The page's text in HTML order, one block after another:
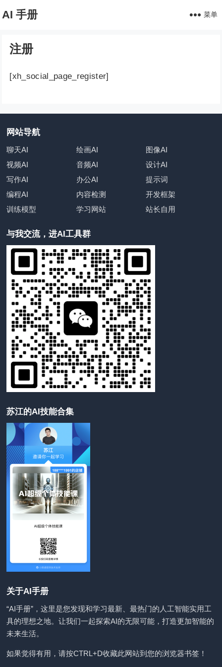
AI 手册 菜单
注册
[xh_social_page_register]
网站导航
聊天AI 绘画AI
图像AI
视频AI
音频AI
设计AI
写作AI
办公AI
提示词
编程AI
内容检测
开发框架
训练模型
学习网站 站长自用
与我交流，进AI工具群
苏江的AI技能合集
关于AI手册
“AI手册”，这里是您发现和学习最新、最热门的人工智能实用工
具的理想之地。让我们一起探索AI的无限可能，打造更加智能的
未来生活。
如果觉得有用，请按CTRL+D收藏此网站到您的浏览器书签！